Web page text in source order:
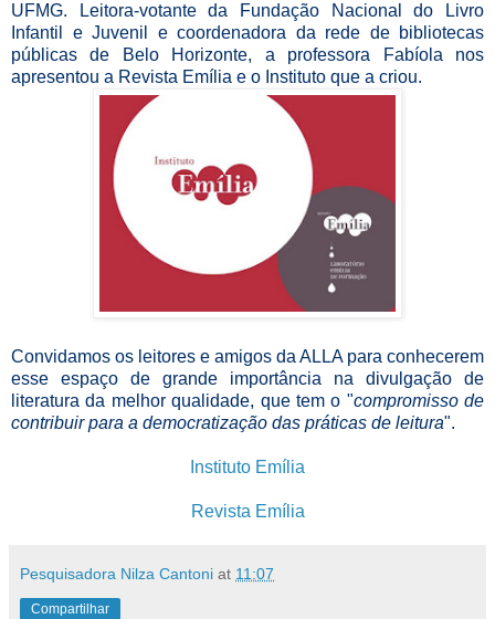
UFMG. Leitora-votante da Fundação Nacional do Livro
Infantil e Juvenil e coordenadora da rede de bibliotecas
públicas de Belo Horizonte, a professora Fabíola nos
apresentou a Revista Emília e o Instituto que a criou.
Convidamos os leitores e amigos da ALLA para conhecerem
esse espaço de grande importância na divulgação de
literatura da melhor qualidade, que tem o "compromisso de
contribuir para a democratização das práticas de leitura".
Instituto Emília
Revista Emília
Pesquisadora Nilza Cantoni at 11:07
Compartilhar